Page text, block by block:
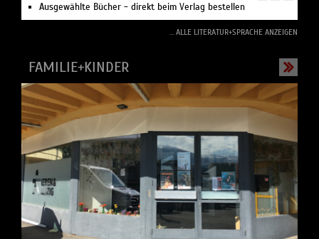
Ausgewählte Bücher - direkt beim Verlag bestellen
... ALLE LITERATUR+SPRACHE ANZEIGEN
FAMILIE+KINDER